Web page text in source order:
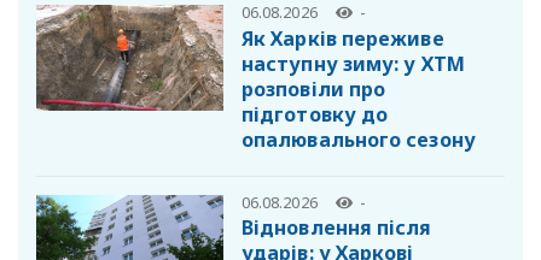
06.08.2026 -
Як Харків переживе
наступну зиму: у ХТМ
розповіли про
підготовку до
опалювального сезону
06.08.2026 -
Відновлення після
ударів: у Харкові